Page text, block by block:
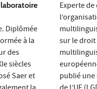
Diplômée
à la
des
siècles
Saer et
Experte
sur le
publié